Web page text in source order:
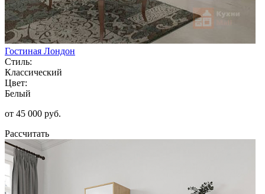
Гостиная Лондон
Стиль:
Классический
Цвет:
Белый
от 45 000 руб.
Рассчитать